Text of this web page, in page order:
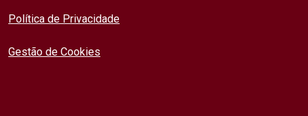
Política de Privacidade
Gestão de Cookies